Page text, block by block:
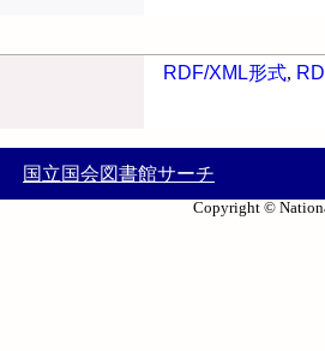
RDF/XML形式,
国立国会図書館サーチ
Copyright ©